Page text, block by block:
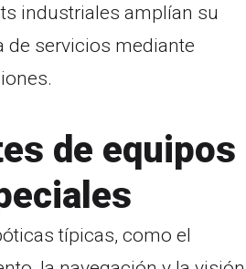
industriales amplían su
de servicios mediante
de equipos
típicas, como el